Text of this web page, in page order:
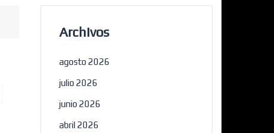
Archivos
agosto 2026
julio 2026
junio 2026
abril 2026